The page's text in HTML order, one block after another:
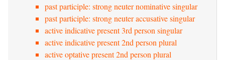
past participle: strong neuter nominative singular
past participle: strong neuter accusative singular
active indicative present 3rd person singular
active indicative present 2nd person plural
active optative present 2nd person plural